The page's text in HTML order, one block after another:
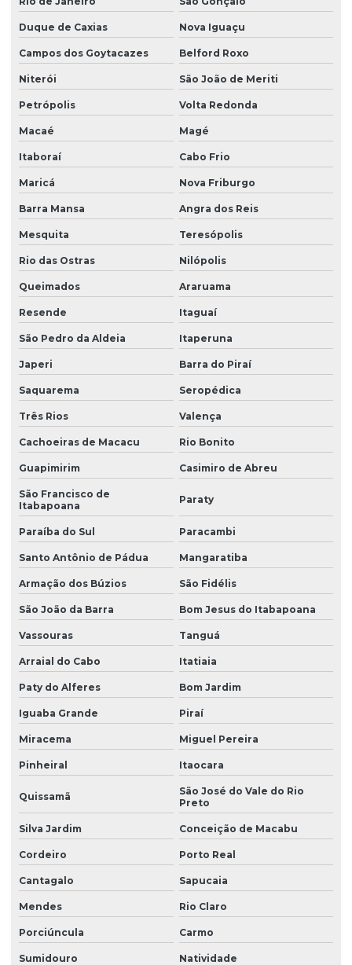
Duque de Caxias Nova Iguaçu
Campos dos Goytacazes Belford Roxo
Niterói São João de Meriti
Petrópolis Volta Redonda
Macaé Magé
Itaboraí Cabo Frio
Maricá Nova Friburgo
Barra Mansa Angra dos Reis
Mesquita Teresópolis
Rio das Ostras Nilópolis
Queimados Araruama
Resende Itaguaí
São Pedro da Aldeia Itaperuna
Japeri Barra do Piraí
Saquarema Seropédica
Três Rios Valença
Cachoeiras de Macacu Rio Bonito
Guapimirim Casimiro de Abreu
São Francisco de
Itabapoana
Paraty
Paraíba do Sul Paracambi
Santo Antônio de Pádua Mangaratiba
Armação dos Búzios São Fidélis
São João da Barra Bom Jesus do Itabapoana
Vassouras Tanguá
Arraial do Cabo Itatiaia
Paty do Alferes Bom Jardim
Iguaba Grande Piraí
Miracema Miguel Pereira
Pinheiral Itaocara
Quissamã
São José do Vale do Rio
Preto
Silva Jardim Conceição de Macabu
Cordeiro Porto Real
Cantagalo Sapucaia
Mendes Rio Claro
Porciúncula Carmo
Sumidouro Natividade